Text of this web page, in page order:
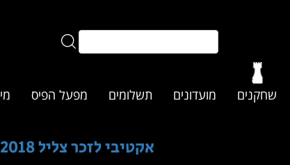
שחקנים מועדונים תשלומים מפעל הפיס
אקטיבי לזכר צליל 2018 ראשית מעל 1900